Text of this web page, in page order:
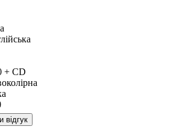
+ CD
відгук